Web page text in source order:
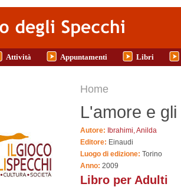
Attività Appuntamenti Libri
Tu sei qui
Home
L'amore e
Autore: Ibrahimi, Anilda
Editore: Einaudi
Luogo di edizione: Torino
Anno: 2009
Libro per Adulti